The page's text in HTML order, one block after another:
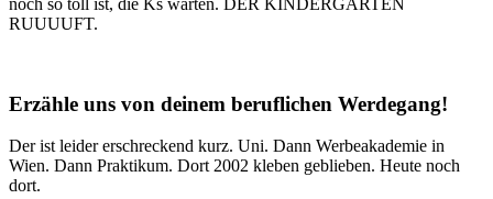
noch so toll ist, die Ks warten. DER KINDERGARTEN
RUUUUFT.
Erzähle uns von deinem beruflichen Werdegang!
Der ist leider erschreckend kurz. Uni. Dann Werbeakademie in
Wien. Dann Praktikum. Dort 2002 kleben geblieben. Heute noch
dort.